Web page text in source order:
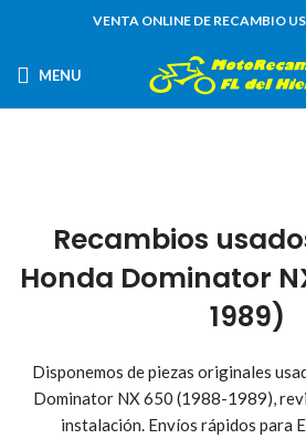
VENTA ONLINE DE RECAMBIO
MENU
Recambios
Honda Dominator
1989)
Disponemos de piezas originales
Dominator NX 650 (1988-1989),
instalación. Envíos rápidos para